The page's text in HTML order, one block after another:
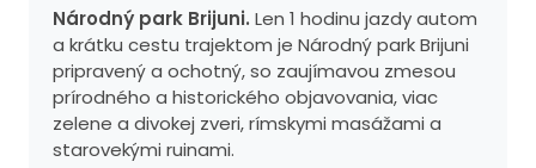
Národný park Brijuni. Len 1 hodinu jazdy autom
a krátku cestu trajektom je Národný park Brijuni
pripravený a ochotný, so zaujímavou zmesou
prírodného a historického objavovania, viac
zelene a divokej zveri, rímskymi masážami a
starovekými ruinami.